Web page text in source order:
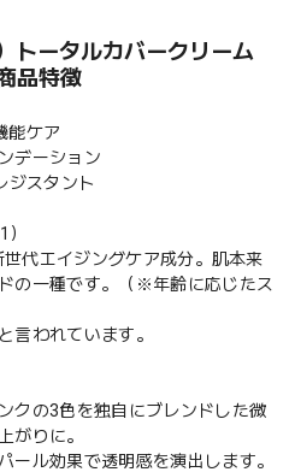
トータルカバークリーム
品特徴
能ケア
デーション
ジスタント
代エイジングケア成分。肌本来
の一種です。（※年齢に応じたス
言われています。
クの3色を独自にブレンドした微
がりに。
ール効果で透明感を演出します。